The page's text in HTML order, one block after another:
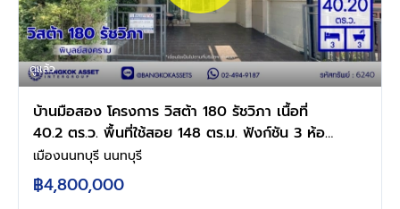
ดูแล้ว
บ้านมือสอง โครงการ วิสต้า 180 รัชวิภา เนื้อที่
40.2 ตร.ว. พื้นที่ใช้สอย 148 ตร.ม. ฟังก์ชัน 3 ห้อง
นอน 3 ห้องน้ำ 2 ที่จอดรถ พร้อมเข้าอยู่ ทำเลดี
เชื่อมต่อหลายเส้นทาง ทั้งถนนพิบูลสงคราม, ถนน
นครอินทร์, ถนนวงศ์สว่าง ใกล้รถไฟฟ้าสีม่วง
เมืองนนทบุรี นนทบุรี
฿4,800,000